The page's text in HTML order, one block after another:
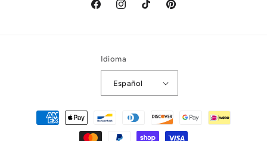
FacebookInstagramTikTok Pinterest
Idioma
Español
Formas